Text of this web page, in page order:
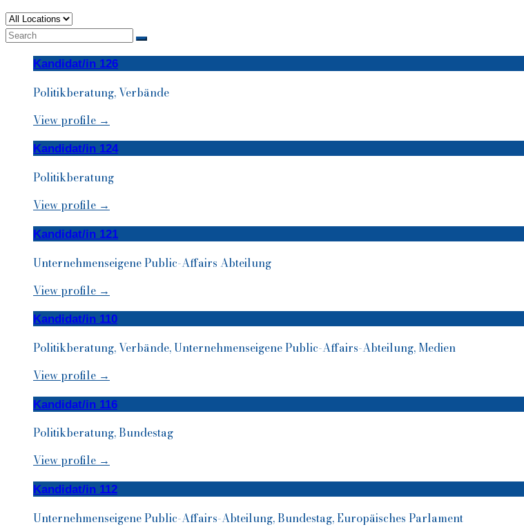
Kandidat/in 126
Politikberatung, Verbände
View profile →
Kandidat/in 124
Politikberatung
View profile →
Kandidat/in 121
Unternehmenseigene Public-Affairs Abteilung
View profile →
Kandidat/in 110
Politikberatung, Verbände, Unternehmenseigene Public-Affairs-Abteilung, Medien
View profile →
Kandidat/in 116
Politikberatung, Bundestag
View profile →
Kandidat/in 112
Unternehmenseigene Public-Affairs-Abteilung, Bundestag, Europäisches Parlament